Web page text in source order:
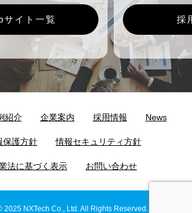
サイト一覧 採
紹介 企業案内 採用情報 News
保護方針 情報セキュリティ方針
法に基づく表示 お問い合わせ
2025 NXTech Co., Ltd. All Rights Reserved.